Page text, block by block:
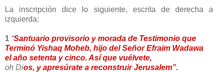
La inscripción dice lo siguiente, escrita de derecha a
izquierda:
1 “Santuario provisorio y morada de Testimonio que
Terminó Yishaq Moheb, hijo del Señor Efraim Wadawa
el año setenta y cinco. Así que vuélvete,
oh Dios, y apresúrate a reconstruir Jerusalem”.